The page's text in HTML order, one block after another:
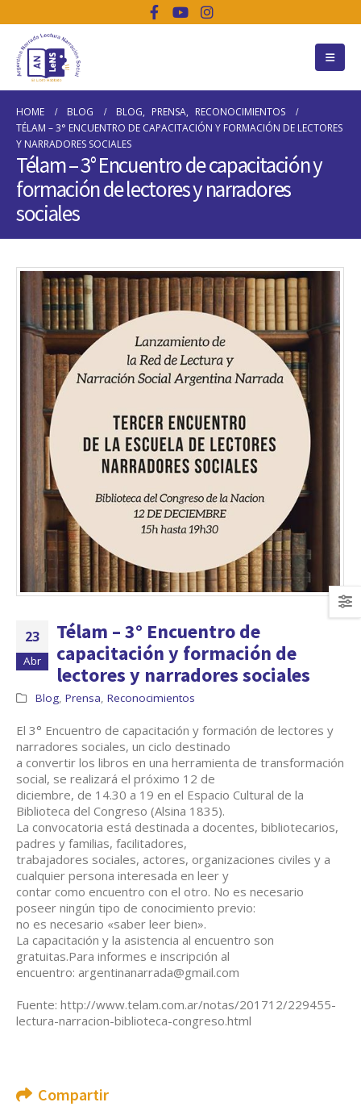
HOME BLOG BLOG, PRENSA, RECONOCIMIENTOS
TÉLAM – 3° ENCUENTRO DE CAPACITACIÓN Y FORMACIÓN DE LECTORES
Y NARRADORES SOCIALES
Télam – 3° Encuentro de capacitación y
formación de lectores y narradores
sociales
23
Abr
Télam – 3° Encuentro de
capacitación y formación de
lectores y narradores sociales
Blog, Prensa Reconocimientos
El 3° Encuentro de capacitación y formación de lectores y
narradores sociales, un ciclo destinado
a convertir los libros en una herramienta de transformación
social, se realizará el próximo 12 de
diciembre, de 14.30 a 19 en el Espacio Cultural de la
Biblioteca del Congreso (Alsina 1835).
La convocatoria está destinada a docentes, bibliotecarios,
padres y familias, facilitadores,
trabajadores sociales, actores, organizaciones civiles y a
cualquier persona interesada en leer y
contar como encuentro con el otro. No es necesario
poseer ningún tipo de conocimiento previo:
no es necesario «saber leer bien».
La capacitación y la asistencia al encuentro son
gratuitas.Para informes e inscripción al
encuentro: argentinanarrada@gmail.com
Fuente: http://www.telam.com.ar/notas/201712/229455-
lectura-narracion-biblioteca-congreso.html
Compartir